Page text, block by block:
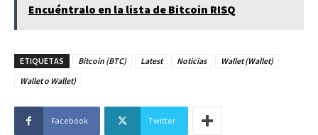
Encuéntralo en la lista de Bitcoin RISQ
ETIQUETAS Bitcoin (BTC) Latest Noticias
Wallet (Wallet)
Wallet o Wallet)
Facebook Twitter